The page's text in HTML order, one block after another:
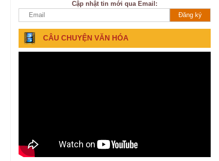
Cập nhật tin mới qua Email:
CÂU CHUYỆN VĂN HÓA